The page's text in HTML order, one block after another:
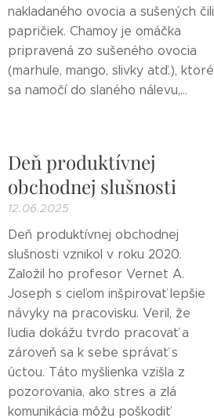
nakladaného ovocia a sušených čili
papričiek. Chamoy je omáčka
pripravená zo sušeného ovocia
(marhule, mango, slivky atď.), ktoré
sa namočí do slaného nálevu,...
Deň produktívnej
obchodnej slušnosti
12.06.2025
Deň produktívnej obchodnej
slušnosti vznikol v roku 2020.
Založil ho profesor Vernet A.
Joseph s cieľom inšpirovať lepšie
návyky na pracovisku. Veril, že
ľudia dokážu tvrdo pracovať a
zároveň sa k sebe správať s
úctou. Táto myšlienka vzišla z
pozorovania, ako stres a zlá
komunikácia môžu poškodiť